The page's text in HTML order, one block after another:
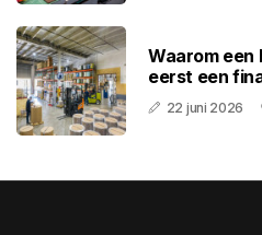
Waarom een
eerst een
22 juni 2026